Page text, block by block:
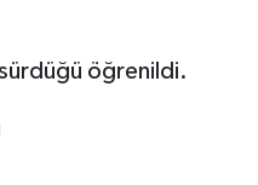
öğrenildi.